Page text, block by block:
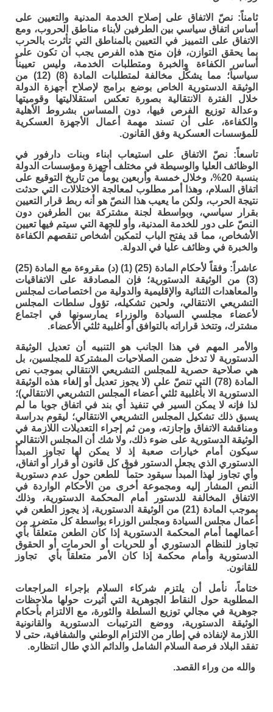
ثامناً: نصّ الاتفاق على إصلاح الخدمة المدنية والتعيين على
أساس اتفاق سياسي بين الطرفين لأبناء مناطق الحروب، ومع
الاتفاق على التمييز في التعيين بالمناطق التي تأثرت بالحرب
بما يحقق التوازن، فإن منح هذه الفرص يجب أن تكون على
أساس الكفاءة والخبرة ومتطلبات الخدمة، وليس تعييناً
سياسياً؛ مما يشكّل مخالفة لمتطلبات المادة (8) (12) من
الوثيقة الدستورية الخاص بوضع برامج لإصلاح أجهزة الدولة
خلال الفترة الانتقالية بصورة تعكس استقلاليتها وقوميتها
وعدالة توزيع الفرص فيها، دون المساس بشروط الأهلية
والكفاءة، على أن تسند مهمة أعمال الأجهزة العسكرية
للمؤسسات العسكرية وفق القانون.
تاسعاً: نصّ الاتفاق على استيعاب ابناء وبنات دارفور في
الوظائف العليا والوسيطة في مختلف أجهزة ومؤسسات الدولة
بنسبة 20%، وخلال خمسة وأربعين يوماً من تاريخ التوقيع على
اتفاق السلام، وهذا أمر مطلوب لمعالجة الاختلالات التي حدثت
نتيجة الحرب، ولكن ما يعيب هذا النصّ هو أنه ربط قرار التعيين
بقرار سياسي، وبواسطة لجنة مشتركة بين الطرفين دون
النصّ على دور للخدمة المدنية، وأو للجهة التي سيتم فيها تعيين
الأشخاص، مما قد يفتح الباب لتمكين أشخاص تنقصهم الكفاءة
والخبرة في وظائف عليا في الدولة.
عاشراً:
وفقاً لأحكام المادة (25) (1) (د) مقروءة مع المادة (25)
(3) من الوثيقة الدستورية؛ فإن المصادقة على الاتفاقيات
والمعاهدات الثنائية والإقليمية والدولية من اختصاصات لمجلس
التشريعي الانتقالي، ولحين تشكيله، تؤول سلطات المجلس
لأعضاء مجلسي السيادة والوزراء يمارسونها في اجتماع
مشترك، وتتخذ قراراته بالتوافق أو أغلبية ثلثي الأعضاء.
والأمر المهم في هذا الجانب هو التنبيه أن تعديل الوثيقة
الدستورية لا تدخل ضمن الصلاحيات المشتركة للمجلسين، بل
هي صلاحية حصرية للمجلس التشريعي الانتقالي بموجب نص
المادة (78) التي تنصّ على (لا يجوز تعديل أو إلغاء هذه الوثيقة
الدستورية الا بأغلبية ثلثي أعضاء المجلس التشريعي الانتقالي)؛
لذا فإنه لا يمكن السير في تنفيذ أي بند في اتفاق جوبا ما لم
يسبق ذلك تشكيل المجلس التشريعي الانتقالي؛ ليقوم بدراسة
ومناقشة الاتفاق وإجازته، ومن ثم إجراء التعديلات اللازمة في
الوثيقة الدستورية على ضوء ذلك، ولا شك أن المجلس الانتقالي
سيكون أمام خيارات صعبة إذ لا يمكن لها تجاوز المبدأ
الدستوري الذي يجعل الدستور فوق كل قانون أو قرار أو اتفاق،
وأي تجاوز لهذا المبدأ سيقود حتماً للطعن حول عدم دستورية
النص المشار إليه ومجموعة أخرى من الأحكام الواردة في
الاتفاق المخالفة للدستور أمام المحكمة الدستورية، وذلك
بموجب المادة (21) من الوثيقة الدستورية، إذ يجوز الطعن في
أعمال مجلس السيادة ومجلس الوزراء بواسطة كل متضرر من
أعمالهما أمام المحكمة الدستورية إذا كان الطعن متعلقاً بأي
تجاوز للنظام الدستوري أو للحريات أو الحرمات أو الحقوق
الدستورية وأمام محكمة إذا كان الأمر متعلقاً بأي تجاوز
للقانون.
ختاماً، نأمل أن يلتزم شركاء السلام بإجراء المراجعات
المطلوبة حول النقاط الجوهرية التي أثيرت حولها ملاحظات
جوهرية في مجالي توزيع السلطة والثورة، مع الالتزام بأحكام
الوثيقة الدستورية، ووضع الترتيبات الدستورية والقانونية
اللازمة لإنفاذه في إطار من الالتزام الوطني والشفافية، حتى لا
تفقد البلاد فرصة السلام الشامل والدائم الذي طال انتظاره.
والله من وراء القصد.